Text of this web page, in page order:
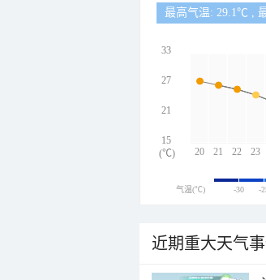
最高气温: 29.1℃ ,
20 21 22 23
33
27
21
15
(℃)
气温(℃) -30 -
近期重大天气